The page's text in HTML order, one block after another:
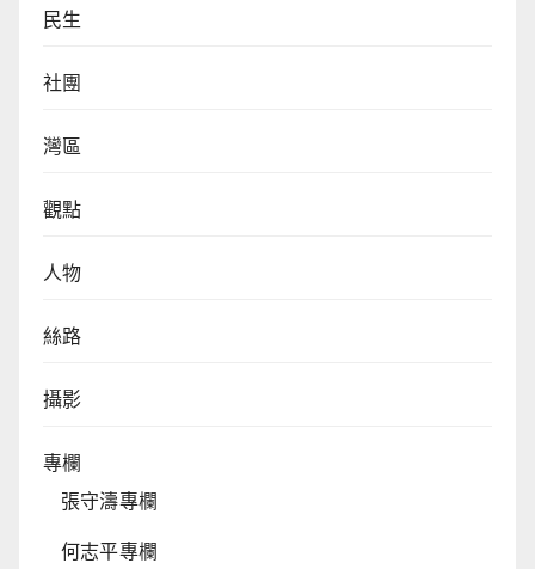
民生
社團
灣區
觀點
人物
絲路
攝影
專欄
張守濤專欄
何志平專欄